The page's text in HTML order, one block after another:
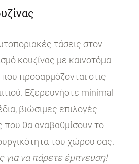
τάσεις στον
κουζίνας με καινοτόμα
που προσαρμόζονται στις
Εξερευνήστε minimal
βιώσιμες επιλογές
που θα αναβαθμίσουν το
του χώρου σας.
για να πάρετε έμπνευση!